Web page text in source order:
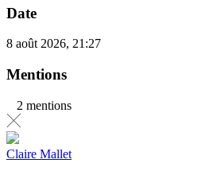
Date
8 août 2026, 21:27
Mentions
2 mentions
Claire Mallet